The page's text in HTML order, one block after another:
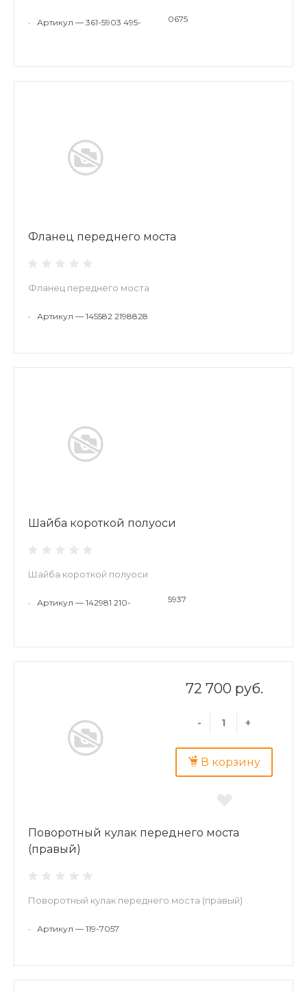
• Артикул — 361-5903 495- 0675
Фланец переднего моста
Фланец переднего моста
• Артикул — 145582 2198828
Шайба короткой полуоси
Шайба короткой полуоси
• Артикул — 142981 210- 5937
72 700 руб.
- +
В корзину
Поворотный кулак переднего моста
(правый)
Поворотный кулак переднего моста (правый)
• Артикул — 119-7057